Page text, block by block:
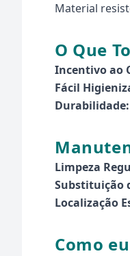
Material
O Que
Incentivo ao
Fácil
Durabilidade:
Limpeza
Substituição
Localização
Como